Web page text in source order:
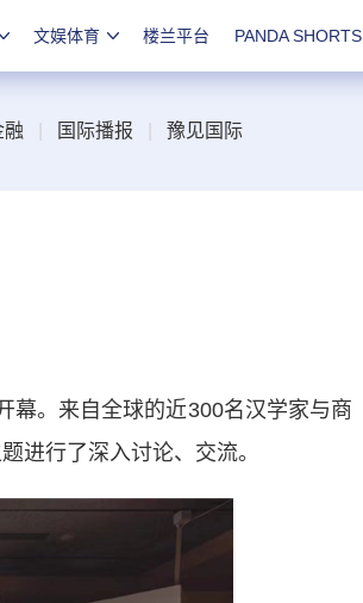
文娱体育 楼兰平台 PANDA SHORTS
融 国际播报 豫见国际
。来自全球的近300名汉学家与商
进行了深入讨论、交流。